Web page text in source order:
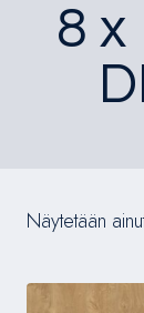
8 x
Näytetään